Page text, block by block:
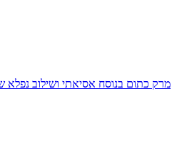
מרק כתום בנוסח אסיאתי ושילוב